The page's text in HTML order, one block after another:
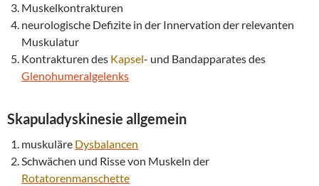
Muskelkontrakturen
neurologische Defizite in der Innervation der relevanten
Muskulatur
Kontrakturen des Kapsel- und Bandapparates des
Glenohumeralgelenks
Skapuladyskinesie allgemein
muskuläre Dysbalancen
Schwächen und Risse von Muskeln der
Rotatorenmanschette